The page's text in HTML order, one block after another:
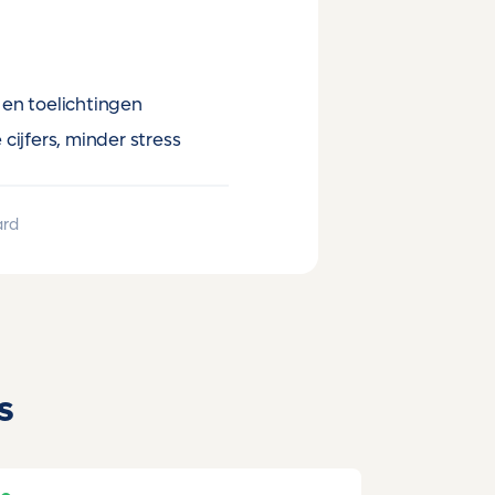
toelichtingen
minder stress